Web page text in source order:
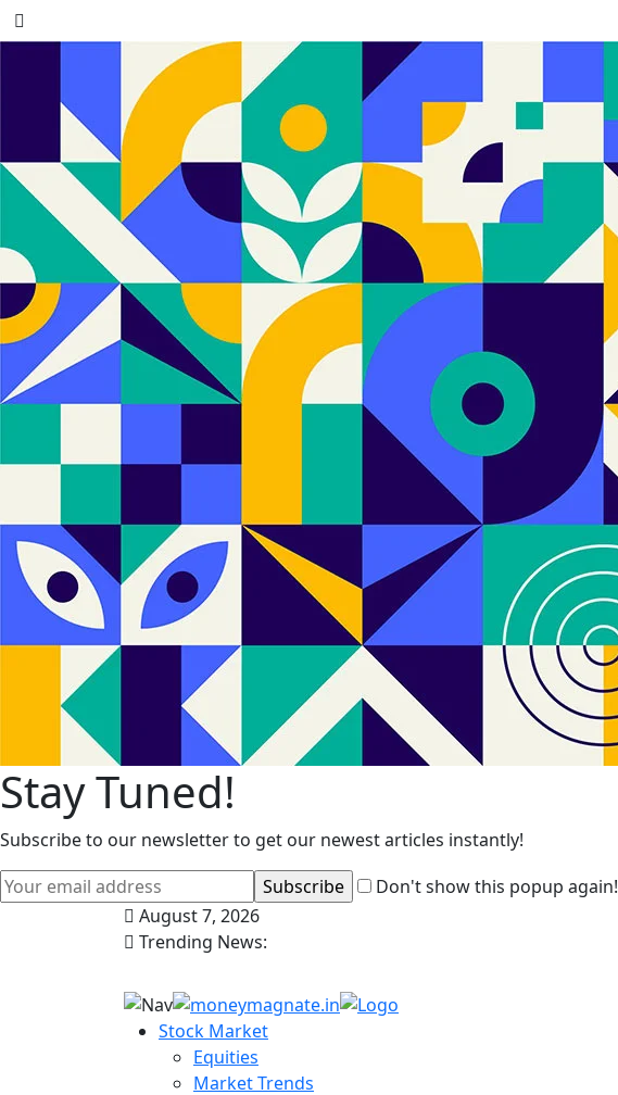
Stay Tuned!
Subscribe to our newsletter to get our newest articles instantly!
Don't show this popup again!
August 7, 2026
Trending News:
Stock Market
Equities
Market Trends